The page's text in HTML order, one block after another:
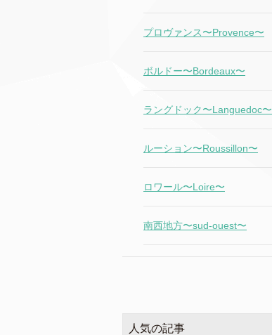
プロヴァンス〜Provence〜
ボルドー〜Bordeaux〜
ラングドック〜Languedoc〜
ルーション〜Roussillon〜
ロワール〜Loire〜
南西地方〜sud-ouest〜
人気の記事